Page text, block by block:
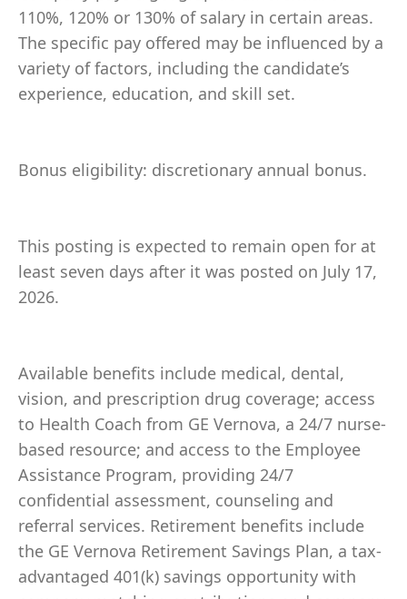
110%, 120% or 130% of salary in certain areas.
The specific pay offered may be influenced by a
variety of factors, including the candidate’s
experience, education, and skill set.
Bonus eligibility: discretionary annual bonus.
This posting is expected to remain open for at
least seven days after it was posted on July 17,
2026.
Available benefits include medical, dental,
vision, and prescription drug coverage; access
to Health Coach from GE Vernova, a 24/7 nurse-
based resource; and access to the Employee
Assistance Program, providing 24/7
confidential assessment, counseling and
referral services. Retirement benefits include
the GE Vernova Retirement Savings Plan, a tax-
advantaged 401(k) savings opportunity with